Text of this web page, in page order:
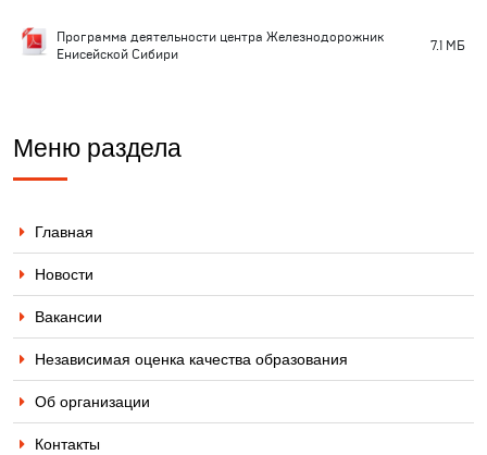
Программа деятельности центра Железнодорожник
Енисейской Сибири
7.1 MБ
Меню раздела
Главная
Новости
Вакансии
Независимая оценка качества образования
Об организации
Контакты